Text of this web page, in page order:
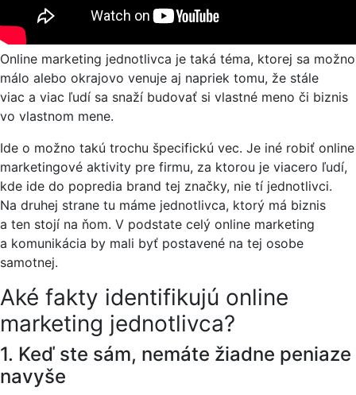
Online marketing jednotlivca je taká téma, ktorej sa možno
málo alebo okrajovo venuje aj napriek tomu, že stále
viac a viac ľudí sa snaží budovať si vlastné meno či biznis
vo vlastnom mene.
Ide o možno takú trochu špecifickú vec. Je iné robiť online
marketingové aktivity pre firmu, za ktorou je viacero ľudí,
kde ide do popredia brand tej značky, nie tí jednotlivci.
Na druhej strane tu máme jednotlivca, ktorý má biznis
a ten stojí na ňom. V podstate celý online marketing
a komunikácia by mali byť postavené na tej osobe
samotnej.
Aké fakty identifikujú online
marketing jednotlivca?
1. Keď ste sám, nemáte žiadne peniaze
navyše